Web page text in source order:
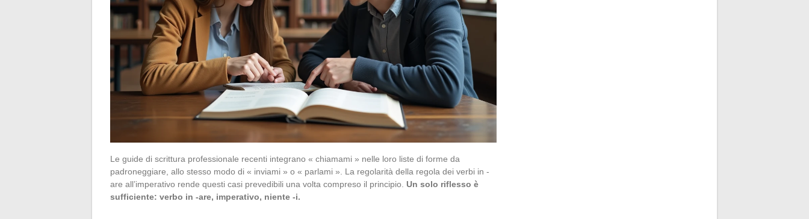
Le guide di scrittura professionale recenti integrano « chiamami » nelle loro liste di forme da
padroneggiare, allo stesso modo di « inviami » o « parlami ». La regolarità della regola dei verbi in -
are all’imperativo rende questi casi prevedibili una volta compreso il principio. Un solo riflesso è
sufficiente: verbo in -are, imperativo, niente -i.